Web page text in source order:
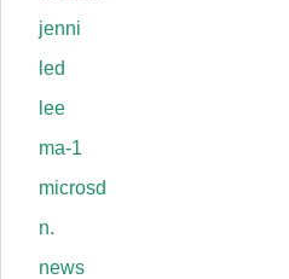
jenni
led
lee
ma-1
microsd
n.
news